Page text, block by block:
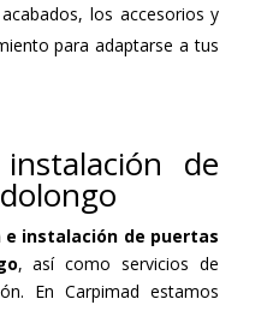
los accesorios y
para adaptarse a tus
de
e instalación de puertas
, así como servicios de
En Carpimad estamos